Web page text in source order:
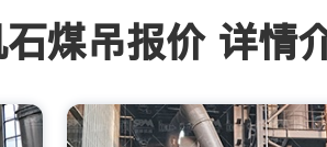
煤吊报价 详情